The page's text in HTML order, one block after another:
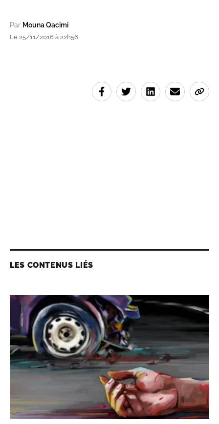
Par Mouna Qacimi
Le 25/11/2016 à 22h56
LES CONTENUS LIÉS